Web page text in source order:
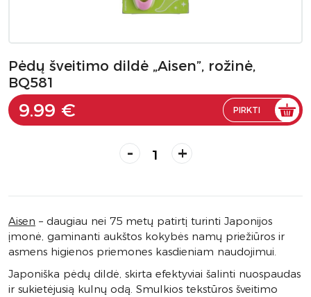
Pėdų šveitimo dildė „Aisen”, rožinė,
BQ581
9.99 € PIRKTI
- +
Aisen – daugiau nei 75 metų patirtį turinti Japonijos
įmonė, gaminanti aukštos kokybės namų priežiūros ir
asmens higienos priemones kasdieniam naudojimui.
Japoniška pėdų dildė, skirta efektyviai šalinti nuospaudas
ir sukietėjusią kulnų odą. Smulkios tekstūros šveitimo